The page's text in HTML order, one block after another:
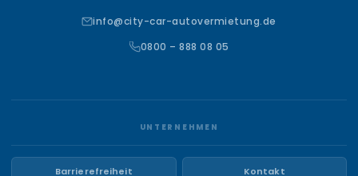
info@city-car-autovermietung.de
0800 – 888 08 05
UNTERNEHMEN
Barrierefreiheit Kontakt